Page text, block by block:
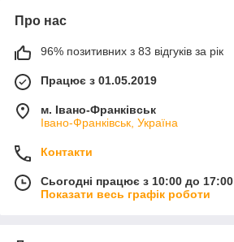
Про нас
96% позитивних з 83 відгуків за рік
Працює з 01.05.2019
м. Івано-Франківськ
Івано-Франківськ, Україна
Контакти
Сьогодні працює з 10:00 до 17:00
Показати весь графік роботи